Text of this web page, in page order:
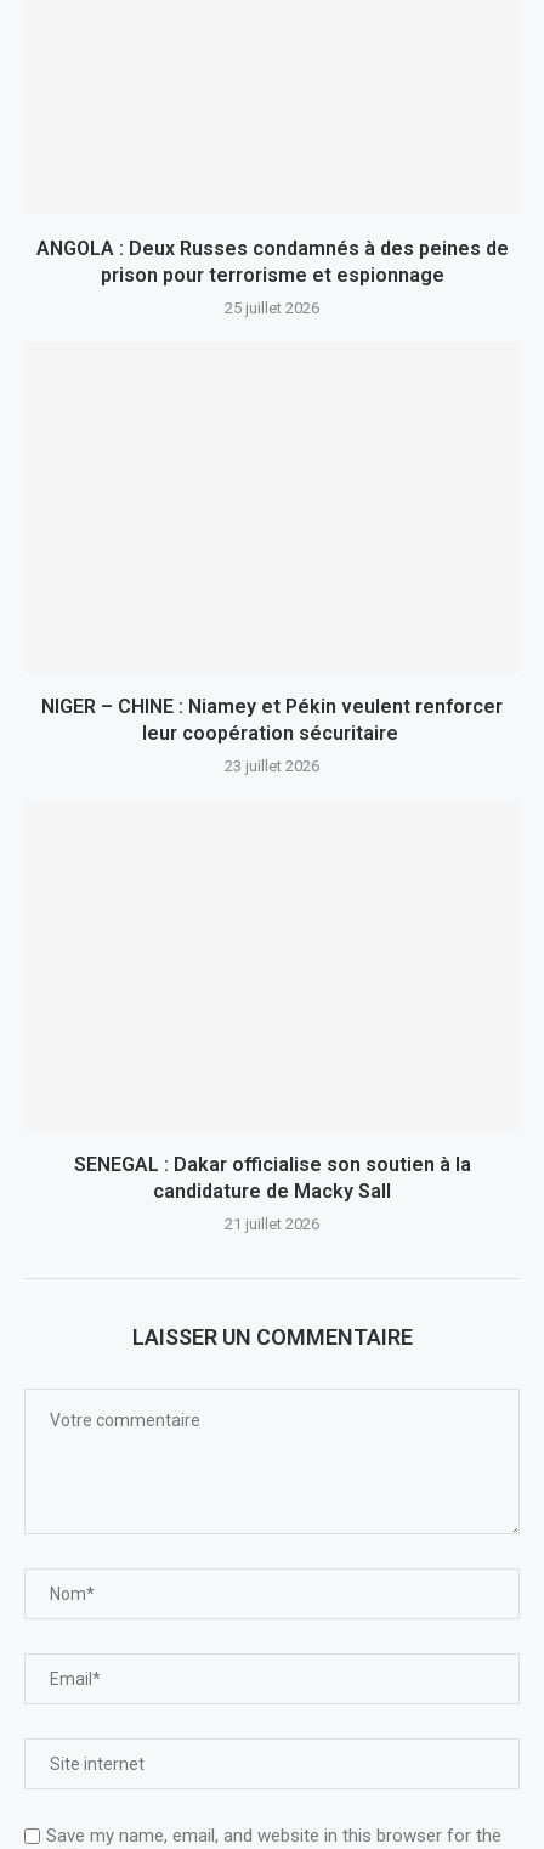
ANGOLA : Deux Russes condamnés à des peines de
prison pour terrorisme et espionnage
25 juillet 2026
NIGER – CHINE : Niamey et Pékin veulent renforcer
leur coopération sécuritaire
23 juillet 2026
SENEGAL : Dakar officialise son soutien à la
candidature de Macky Sall
21 juillet 2026
LAISSER UN COMMENTAIRE
Save my name, email, and website in this browser for the